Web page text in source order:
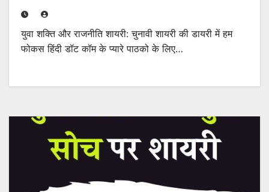
युवा शक्ति और राजनीति शायरी: चुनावी शायरी की डायरी में हम
फोकस हिंदी डॉट कॉम के प्यारे पाठको के लिए…